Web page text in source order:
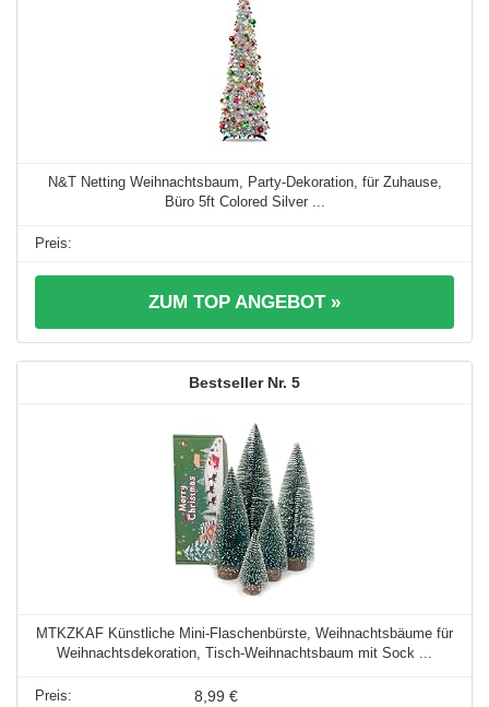
N&T Netting Weihnachtsbaum, Party-Dekoration, für Zuhause,
Büro 5ft Colored Silver ...
ZUM TOP ANGEBOT »
5
MTKZKAF Künstliche Mini-Flaschenbürste, Weihnachtsbäume für
Weihnachtsdekoration, Tisch-Weihnachtsbaum mit Sock ...
8,99 €